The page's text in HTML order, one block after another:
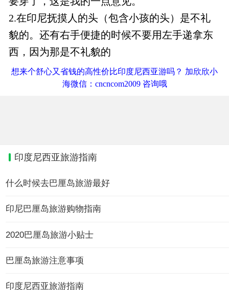
2.在印尼抚摸人的头（包含小孩的头）是不礼
貌的。还有右手便捷的时候不要用左手递拿东
西，因为那是不礼貌的
想来个舒心又省钱的高性价比印度尼西亚游吗？ 加欣欣小
海微信：cncncom2009 咨询哦
印度尼西亚旅游指南
什么时候去巴厘岛旅游最好
印尼巴厘岛旅游购物指南
2020巴厘岛旅游小贴士
巴厘岛旅游注意事项
印度尼西亚旅游指南